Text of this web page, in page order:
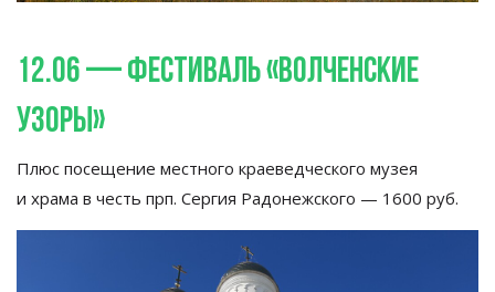
12.06—фестиваль«Волченские
узоры»
Плюс посещение местного краеведческого музея
и храма в честь прп. Сергия Радонежского — 1600 руб.